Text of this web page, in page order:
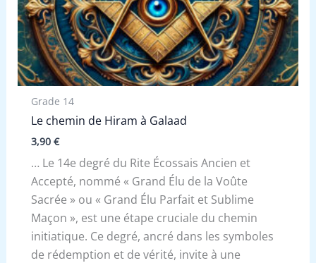
Grade 14
Le chemin de Hiram à Galaad
3,90 €
… Le 14e degré du Rite Écossais Ancien et
Accepté, nommé « Grand Élu de la Voûte
Sacrée » ou « Grand Élu Parfait et Sublime
Maçon », est une étape cruciale du chemin
initiatique. Ce degré, ancré dans les symboles
de rédemption et de vérité, invite à une